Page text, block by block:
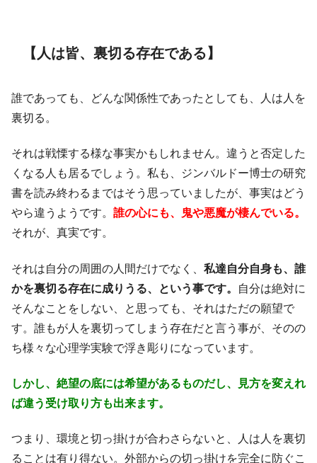
【人は皆、裏切る存在である】
誰であっても、どんな関係性であったとしても、人は人を
裏切る。
それは戦慄する様な事実かもしれません。違うと否定した
くなる人も居るでしょう。私も、ジンバルドー博士の研究
書を読み終わるまではそう思っていましたが、事実はどう
やら違うようです。 誰の心にも、鬼や悪魔が棲んでいる。
それが、真実です。
それは自分の周囲の人間だけでなく、 私達自分自身も、誰
かを裏切る存在に成りうる、という事です。
自分は絶対に
そんなことをしない、と思っても、それはただの願望で
す。誰もが人を裏切ってしまう存在だと言う事が、そのの
ち様々な心理学実験で浮き彫りになっています。
しかし、絶望の底には希望があるものだし、見方を変えれ
ば違う受け取り方も出来ます。
つまり、環境と切っ掛けが合わさらないと、人は人を裏切
ることは有り得ない。外部からの切っ掛けを完全に防ぐこ